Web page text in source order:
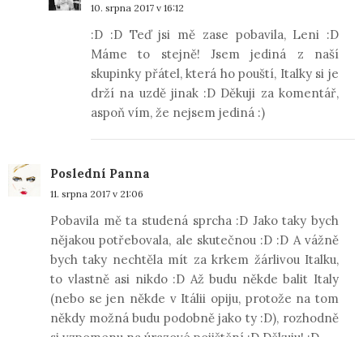
10. srpna 2017 v 16:12
:D :D Teď jsi mě zase pobavila, Leni :D
Máme to stejně! Jsem jediná z naší
skupinky přátel, která ho pouští, Italky si je
drží na uzdě jinak :D Děkuji za komentář,
aspoň vím, že nejsem jediná :)
Poslední Panna
11. srpna 2017 v 21:06
Pobavila mě ta studená sprcha :D Jako taky bych
nějakou potřebovala, ale skutečnou :D :D A vážně
bych taky nechtěla mít za krkem žárlivou Italku,
to vlastně asi nikdo :D Až budu někde balit Italy
(nebo se jen někde v Itálii opiju, protože na tom
někdy možná budu podobně jako ty :D), rozhodně